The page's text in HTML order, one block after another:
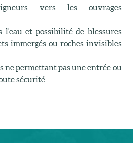
vers les ouvrages
et possibilité de blessures
immergés ou roches invisibles
ne permettant pas une entrée ou
sécurité.